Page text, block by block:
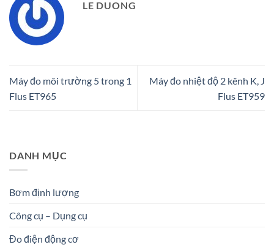
LE DUONG
Máy đo môi trường 5 trong 1
Flus ET965
Máy đo nhiệt độ 2 kênh K, J
Flus ET959
DANH MỤC
Bơm định lượng
Công cụ – Dụng cụ
Đo điện động cơ